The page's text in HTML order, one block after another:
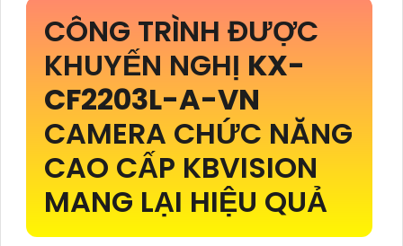
CÔNG TRÌNH ĐƯỢC
KHUYẾN NGHỊ KX-
CF2203L-A-VN
CAMERA CHỨC NĂNG
CAO CẤP KBVISION
MANG LẠI HIỆU QUẢ